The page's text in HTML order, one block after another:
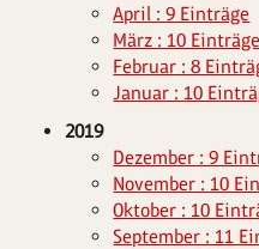
April : 9 Einträge
März : 10 Einträge
Februar : 8
Januar : 10
2019
Dezember : 9
November : 10
Oktober : 10
September : 11